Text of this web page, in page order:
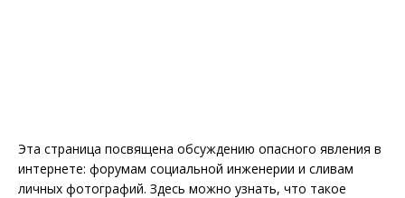
Эта страница посвящена обсуждению опасного явления в
интернете: форумам социальной инженерии и сливам
личных фотографий. Здесь можно узнать, что такое